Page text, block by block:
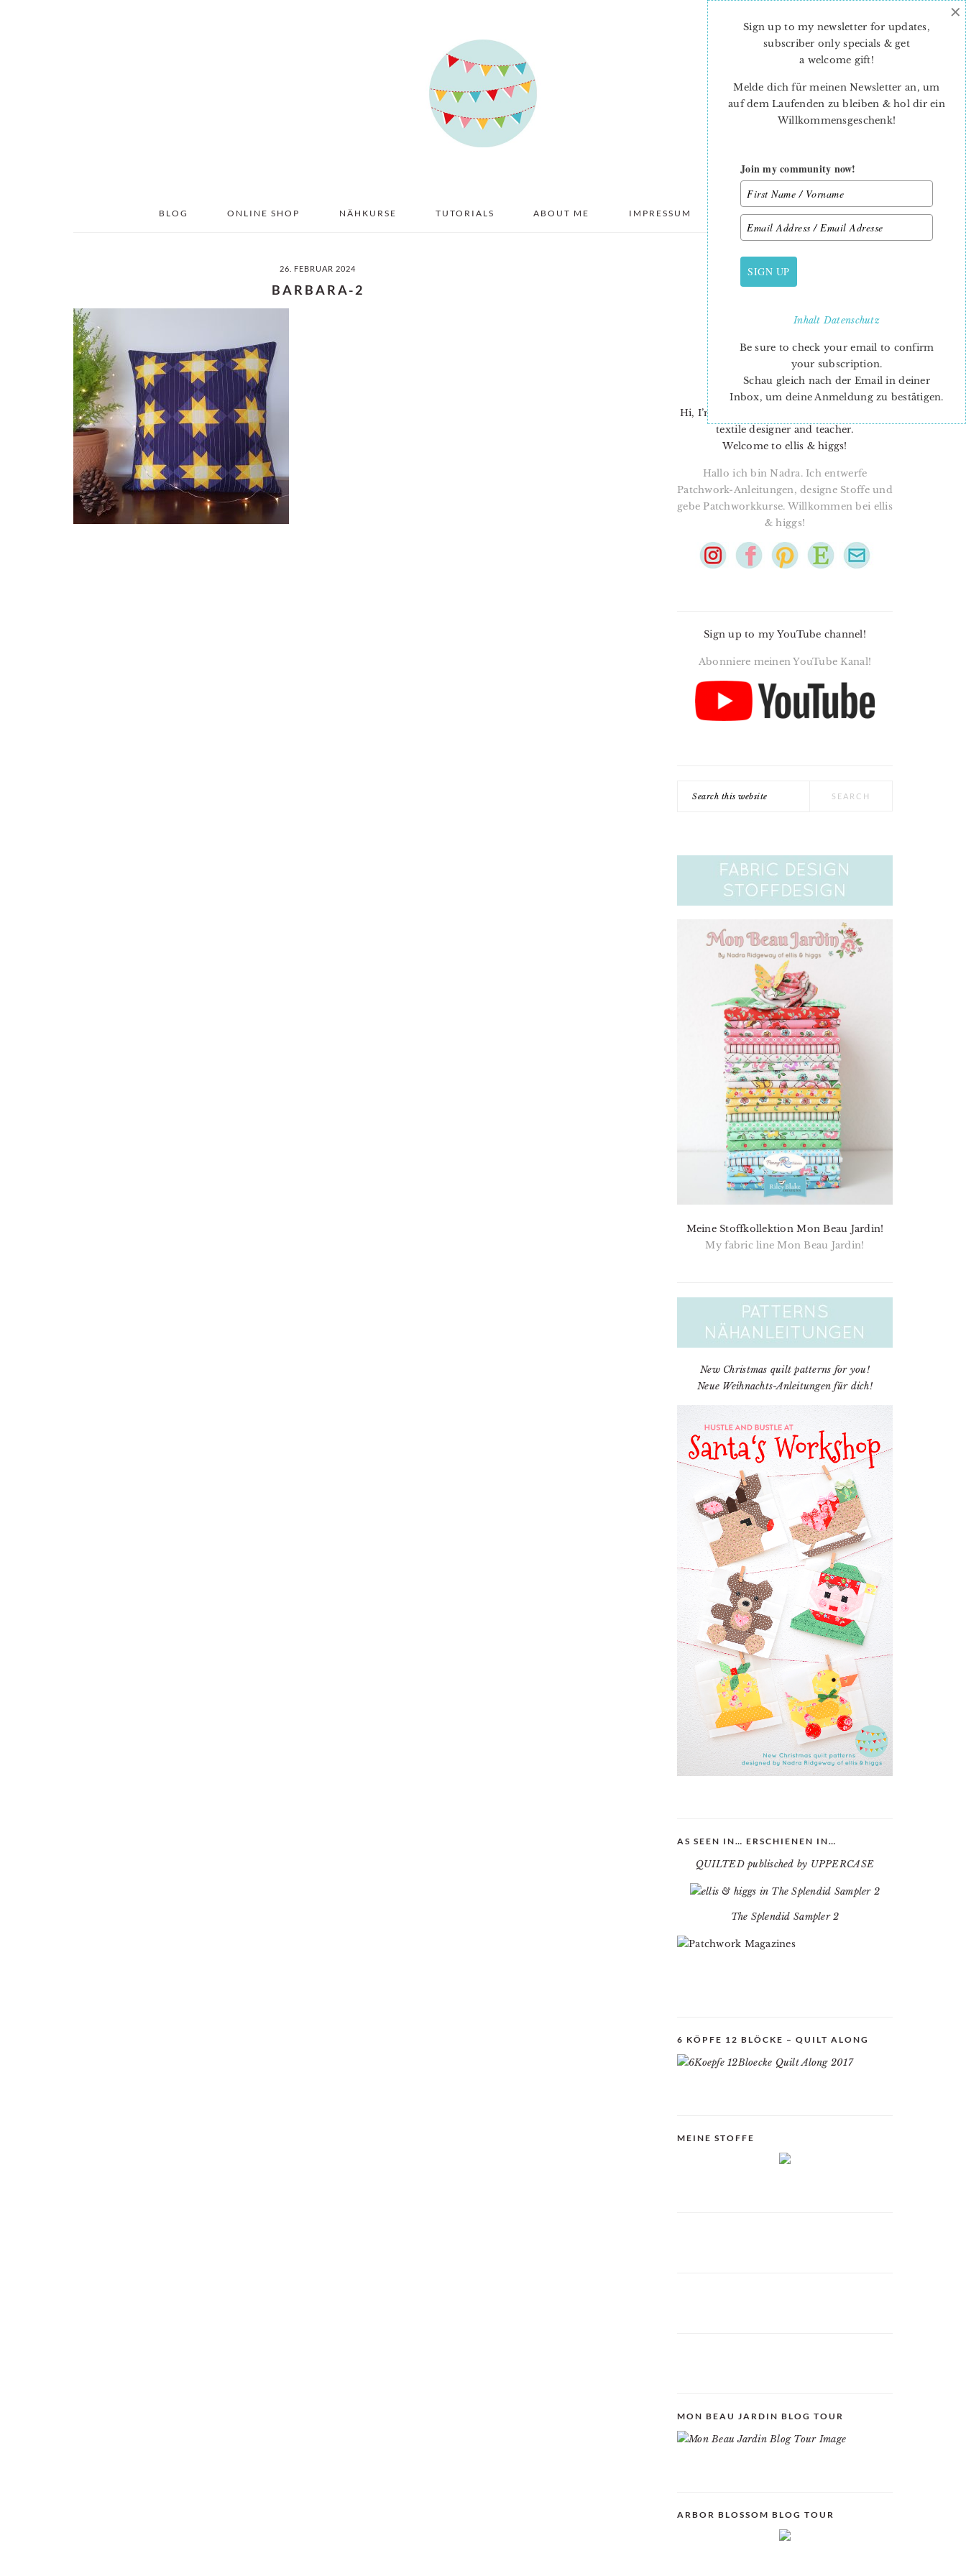
BLOG ONLINE SHOP NÄHKURSE TUTORIALS ABOUT ME IMPRESSUM DATENSCHUTZ
26. FEBRUAR 2024
BARBARA-2
PRIMARY
SIDEBAR
Hi, I’m Nadra. I’m a quilt pattern designer,
textile designer and teacher.
Welcome to ellis & higgs!
Hallo ich bin Nadra. Ich entwerfe
Patchwork-Anleitungen, designe Stoffe und
gebe Patchworkkurse. Willkommen bei ellis
& higgs!
Sign up to my YouTube channel!
Abonniere meinen YouTube Kanal!
Meine Stoffkollektion Mon Beau Jardin!
My fabric line Mon Beau Jardin!
New Christmas quilt patterns for you!
Neue Weihnachts-Anleitungen für dich!
AS SEEN IN… ERSCHIENEN IN…
QUILTED publisched by UPPERCASE
The Splendid Sampler 2
6 KÖPFE 12 BLÖCKE – QUILT ALONG
MEINE STOFFE
MON BEAU JARDIN BLOG TOUR
ARBOR BLOSSOM BLOG TOUR
Sign up to my newsletter for updates,
subscriber only specials & get
a welcome gift!
Melde dich für meinen Newsletter an, um
auf dem Laufenden zu bleiben & hol dir ein
Willkommensgeschenk!
Join my community now!
SIGN UP
InhaltDatenschutz
Be sure to check your email to confirm
your subscription.
Schau gleich nach der Email in deiner
Inbox, um deine Anmeldung zu bestätigen.
×